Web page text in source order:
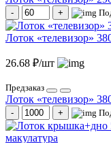
Лоток «телевизор»
26.68 ₽/шт
Предзаказ
Лоток «телевизор»